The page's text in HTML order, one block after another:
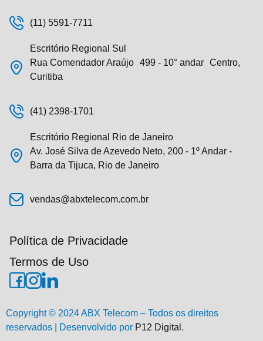
(11) 5591-7711
Escritório Regional Sul
Rua Comendador Araújo 499 - 10° andar Centro,
Curitiba
(41) 2398-1701
Escritório Regional Rio de Janeiro
Av. José Silva de Azevedo Neto, 200 - 1º Andar -
Barra da Tijuca, Rio de Janeiro
vendas@abxtelecom.com.br
Política de Privacidade
Termos de Uso
Copyright © 2024 ABX Telecom – Todos os direitos
reservados | Desenvolvido por P12 Digital.